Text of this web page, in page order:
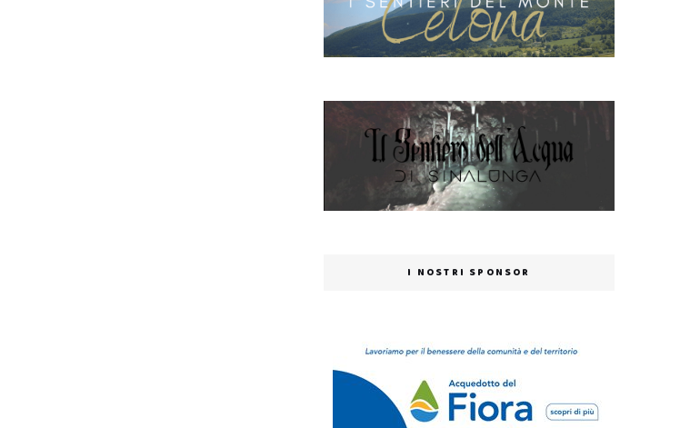
I NOSTRI SPONSOR